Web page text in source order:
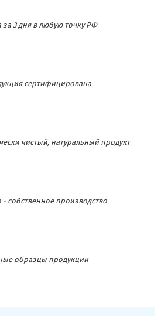
за 3 дня в любую точку РФ
сертифицирована
чистый, натуральный продукт
собственное производство
образцы продукции